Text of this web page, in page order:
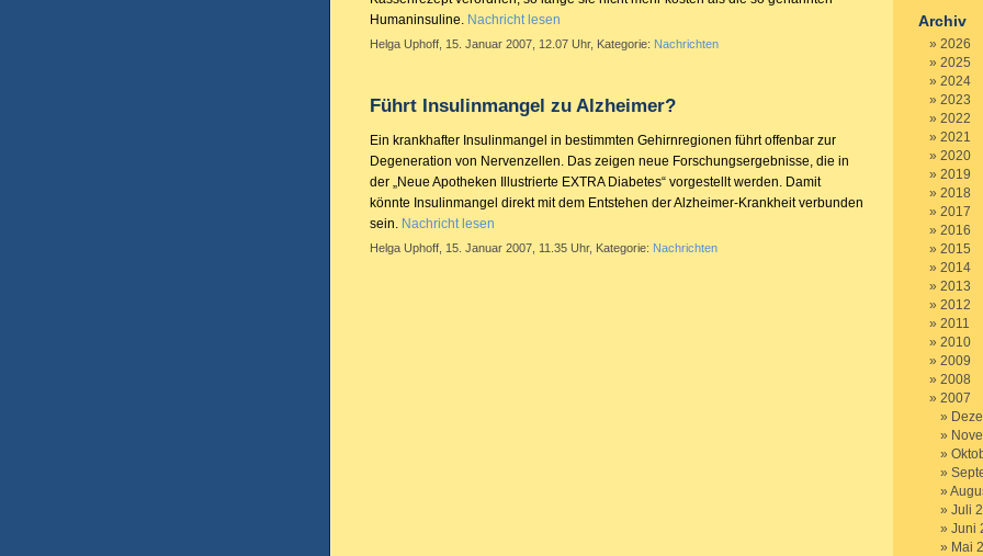
Humaninsuline. Nachricht lesen
Helga Uphoff, 15. Januar 2007, 12.07 Uhr, Kategorie: Nachrichten
Führt Insulinmangel zu Alzheimer?
Ein krankhafter Insulinmangel in bestimmten Gehirnregionen führt offenbar zur
Degeneration von Nervenzellen. Das zeigen neue Forschungsergebnisse, die in
der „Neue Apotheken Illustrierte EXTRA Diabetes“ vorgestellt werden. Damit
könnte Insulinmangel direkt mit dem Entstehen der Alzheimer-Krankheit verbunden
sein. Nachricht lesen
Helga Uphoff, 15. Januar 2007, 11.35 Uhr, Kategorie: Nachrichten
Archiv
2026
2025
2024
2023
2022
2021
2020
2019
2018
2017
2016
2015
2014
2013
2012
2011
2010
2009
2008
2007
Juli
Juni
Mai